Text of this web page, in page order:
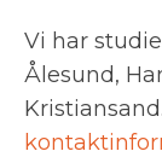
Vi har
Ålesund,
Kristiansand.